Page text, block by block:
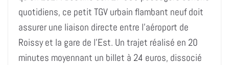
quotidiens, ce petit TGV urbain flambant neuf doit
assurer une liaison directe entre l’aéroport de
Roissy et la gare de l’Est. Un trajet réalisé en 20
minutes moyennant un billet à 24 euros, dissocié